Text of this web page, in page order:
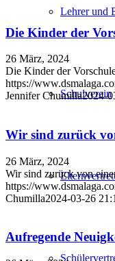
Lehrer und
Schulverein
Die Kinder der
26 März, 2024
Die Kinder der
https://
Jennifer Chumilla2024-
Wir sind zurück
26 März, 2024
Wir sind zurück von
https://
Chumilla2024-03-26
Aufregende